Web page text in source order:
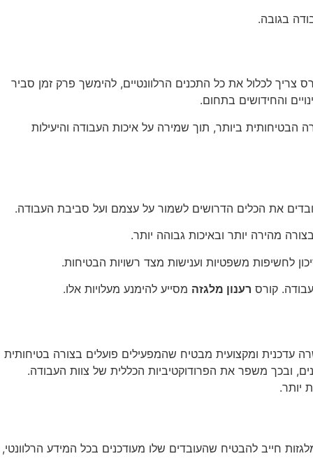
בגובה.
צריך לכלול את כל התכנים הרלוונטיים, להימשך פרק זמן סביר
והחידושים בתחום.
ביותר, תוך שמירה על איכות העבודה והיעילות
את הכלים הדרושים לשמור על עצמם ועל סביבת העבודה.
מהירה יותר ובאיכות גבוהה יותר.
לחשיפות משפטיות וענישות מצד רשויות הבטיחות.
קורס רענון מלגזה מסייע להימנע מעלויות אלו.
ומקצועית מבטיח שהמפעילים פועלים בצורה בטיחותית
ובכך משפר את הפרודוקטיביות הכללית של צוות העבודה.
יותר.
חייב להבטיח שהעובדים שלו מעודכנים בכל המידע הרלוונטי,